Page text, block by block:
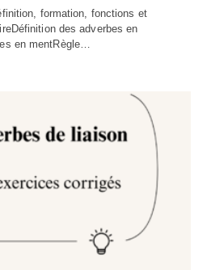
formation, fonctions et
des adverbes en
en mentRègle…